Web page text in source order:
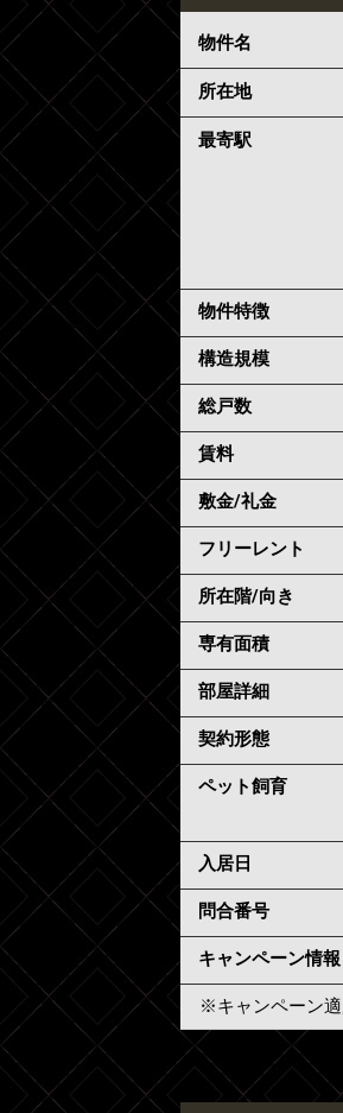
物件名
所在地
最寄駅
物件特徴
構造規模
総戸数
賃料
敷金/礼金
フリーレント
所在階/向き
専有面積
部屋詳細
契約形態
ペット飼育
入居日
問合番号
キャンペーン情報
※キャンペーン